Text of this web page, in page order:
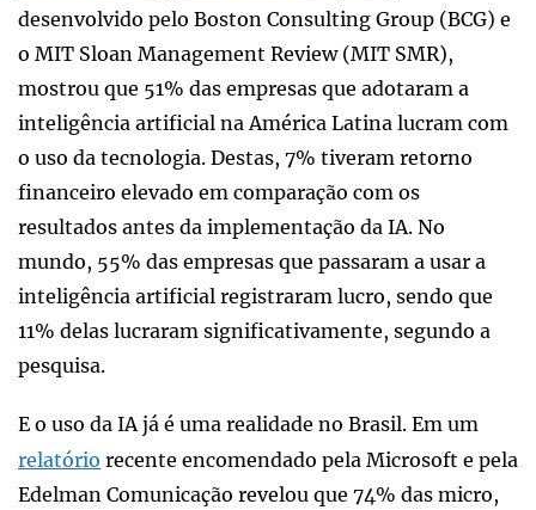
desenvolvido pelo Boston Consulting Group (BCG) e
o MIT Sloan Management Review (MIT SMR),
mostrou que 51% das empresas que adotaram a
inteligência artificial na América Latina lucram com
o uso da tecnologia. Destas, 7% tiveram retorno
financeiro elevado em comparação com os
resultados antes da implementação da IA. No
mundo, 55% das empresas que passaram a usar a
inteligência artificial registraram lucro, sendo que
11% delas lucraram significativamente, segundo a
pesquisa.
E o uso da IA já é uma realidade no Brasil. Em um
relatório recente encomendado pela Microsoft e pela
Edelman Comunicação revelou que 74% das micro,